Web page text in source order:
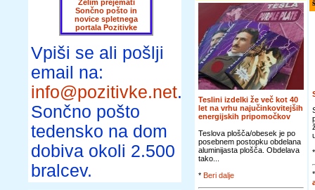
Želim prejemati
Sončno pošto in
novice spletnega
portala Pozitivke
Vpiši se ali pošlji
email na:
info@pozitivke.net.
Sončno pošto
tedensko na dom
dobiva okoli 2.500
bralcev.
Teslini izdelki že več kot 40
let na vrhu najučinkovitejših
energijskih pripomočkov
Teslova plošča/obesek je po
posebnem postopku obdelana
aluminijasta plošča. Obdelava
tako...
* Beri dalje